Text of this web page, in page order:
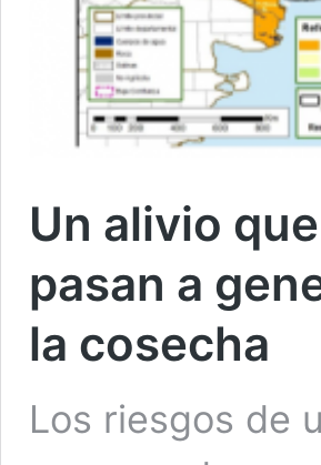
Un alivio
pasan a
la cosecha
Los riesgos de